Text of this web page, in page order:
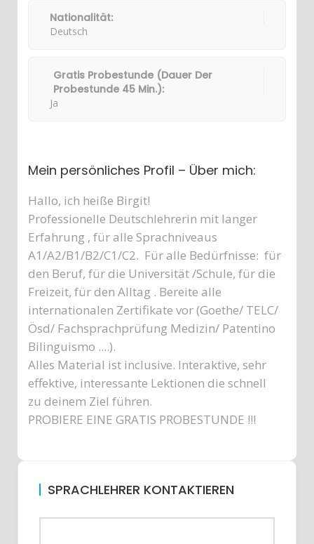
Nationalität:
Deutsch
Gratis Probestunde (Dauer Der
Probestunde 45 Min.):
Ja
Mein persönliches Profil – Über mich:
Hallo, ich heiße Birgit!
Professionelle Deutschlehrerin mit langer
Erfahrung , für alle Sprachniveaus
A1/A2/B1/B2/C1/C2. Für alle Bedürfnisse: für
den Beruf, für die Universität /Schule, für die
Freizeit, für den Alltag . Bereite alle
internationalen Zertifikate vor (Goethe/ TELC/
Ösd/ Fachsprachprüfung Medizin/ Patentino
Bilinguismo ....).
Alles Material ist inclusive. Interaktive, sehr
effektive, interessante Lektionen die schnell
zu deinem Ziel führen.
PROBIERE EINE GRATIS PROBESTUNDE !!!
SPRACHLEHRER KONTAKTIEREN